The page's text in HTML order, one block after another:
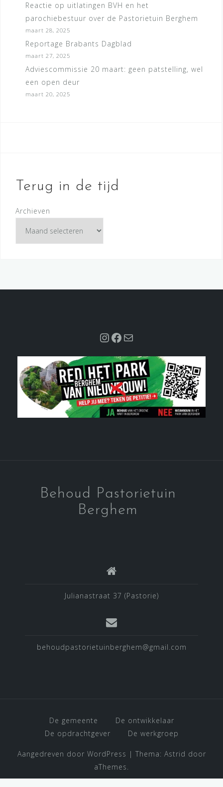
Reactie op uitlatingen BVH en het
parochiebestuur over de Pastorietuin Berghem
maart 28, 2025
Reportage Brabants Dagblad
maart 27, 2025
Adviescommissie 20 maart: geen patstelling, wel
een open deur
maart 20, 2025
Terug in de tijd
Archieven
Instagram
Facebook
Mail
Behoud Pastorietuin
Berghem
Julianastraat 37 (Pastorie)
behoudpastorietuinberghem@gmail.com
De gemeente
De ontwikkelaar
De opdrachtgever
De werkgroep
Aangedreven door WordPress | Thema: Astrid door
aThemes.